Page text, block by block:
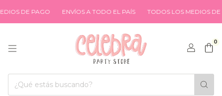
DE PAGO ENVÍOS A TODO EL PAÍS TODOS LOS MEDIOS DE
0